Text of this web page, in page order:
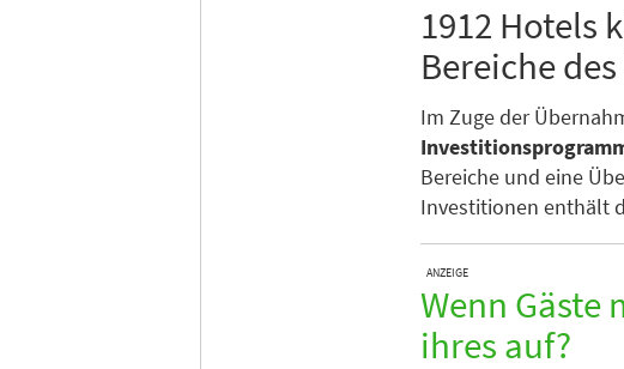
1912 Hotels
Bereiche
Im Zuge der
Bereiche und eine
Investitionen enthält
ANZEIGE
Wenn Gäste
ihres auf?